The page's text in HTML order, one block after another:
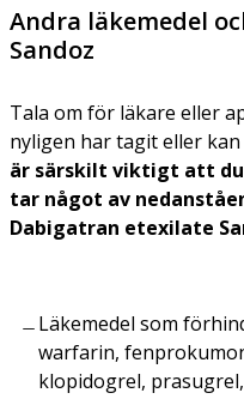
Andra läkemedel
Sandoz
Tala om för läkare eller
nyligen har tagit eller
är särskilt viktigt att
tar något av
Dabigatran etexilate
Läkemedel som
warfarin,
klopidogrel,